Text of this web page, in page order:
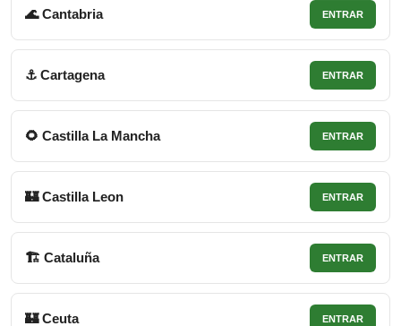
🌊 Cantabria ENTRAR
⚓ Cartagena ENTRAR
🌻 Castilla La Mancha ENTRAR
🏰 Castilla Leon ENTRAR
🏗 Cataluña ENTRAR
🏰 Ceuta ENTRAR